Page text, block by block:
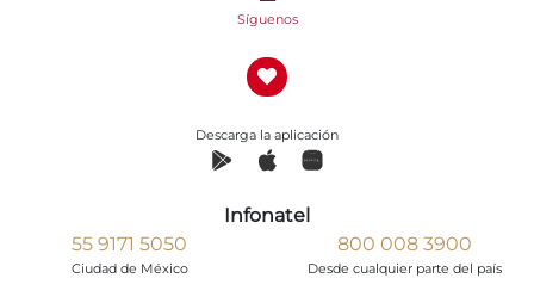
Síguenos
Descarga la aplicación
Infonatel
55 9171 5050
Ciudad de México
800 008 3900
Desde cualquier parte del país